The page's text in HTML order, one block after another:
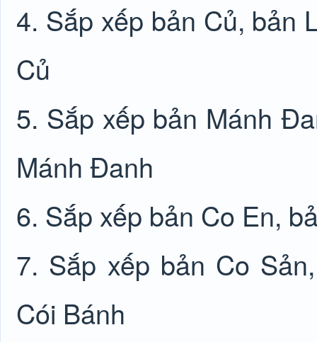
4. Sắp xếp bản Củ, bản
Củ
5. Sắp xếp bản Mánh
Mánh Đanh
6. Sắp xếp bản Co En,
7. Sắp xếp bản Co
Cói Bánh